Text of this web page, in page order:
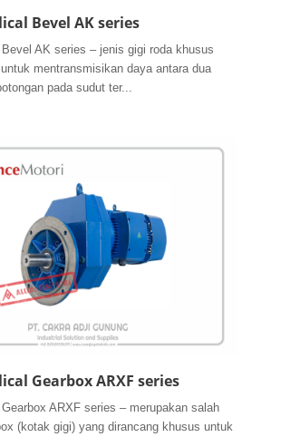
Bevel AK series
AK series – jenis gigi roda khusus
mentransmisikan daya antara dua
pada sudut ter...
Gearbox ARXF series
ARXF series – merupakan salah
(kotak gigi) yang dirancang khusus untuk